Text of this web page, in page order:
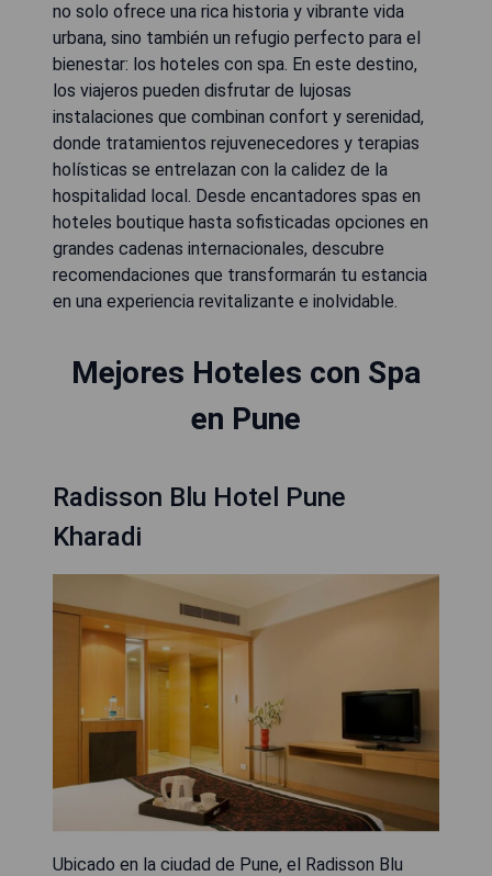
no solo ofrece una rica historia y vibrante vida
urbana, sino también un refugio perfecto para el
bienestar: los hoteles con spa. En este destino,
los viajeros pueden disfrutar de lujosas
instalaciones que combinan confort y serenidad,
donde tratamientos rejuvenecedores y terapias
holísticas se entrelazan con la calidez de la
hospitalidad local. Desde encantadores spas en
hoteles boutique hasta sofisticadas opciones en
grandes cadenas internacionales, descubre
recomendaciones que transformarán tu estancia
en una experiencia revitalizante e inolvidable.
Mejores Hoteles con Spa
en Pune
Radisson Blu Hotel Pune
Kharadi
Ubicado en la ciudad de Pune, el Radisson Blu